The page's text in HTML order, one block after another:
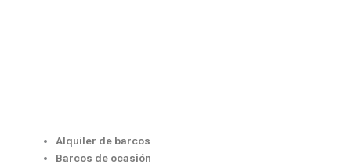
Alquiler de barcos
Barcos de ocasión
Menú